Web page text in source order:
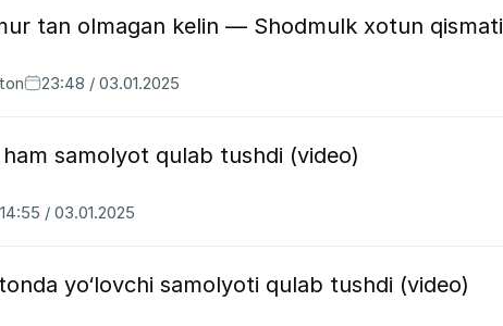
tan olmagan kelin — Shodmulk xotun qismati
23:48 / 03.01.2025
ham samolyot qulab tushdi (video)
14:55 / 03.01.2025
yo‘lovchi samolyoti qulab tushdi (video)